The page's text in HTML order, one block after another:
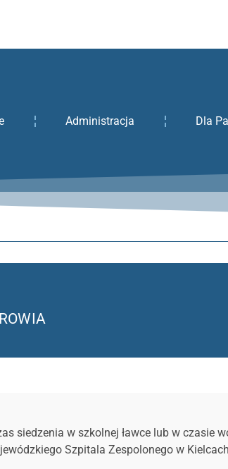
Administracja Dla
siedzenia w szkolnej ławce lub w czasie
Szpitala Zespolonego w